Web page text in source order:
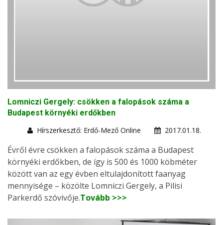
Lomniczi Gergely: csökken a falopások száma a
Budapest környéki erdőkben
Hírszerkesztő: Erdő-Mező Online
2017.01.18.
Évről évre csökken a falopások száma a Budapest
környéki erdőkben, de így is 500 és 1000 köbméter
között van az egy évben eltulajdonított faanyag
mennyisége – közölte Lomniczi Gergely, a Pilisi
Parkerdő szóvivője.Tovább >>>